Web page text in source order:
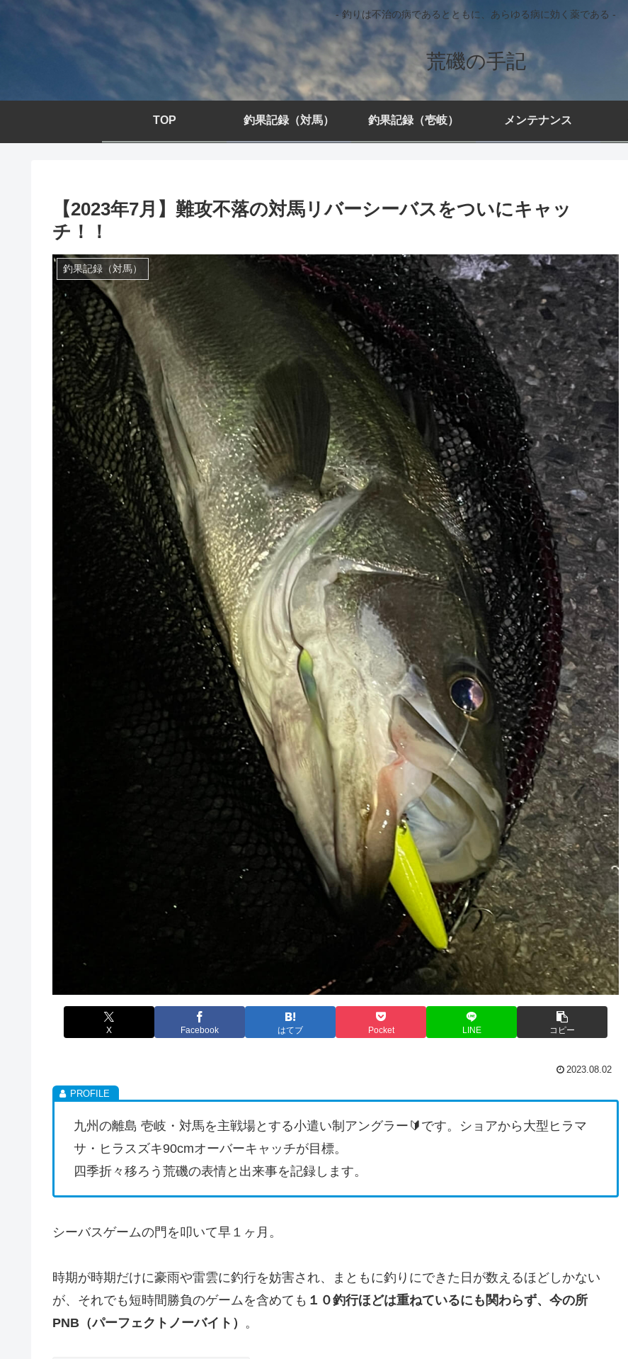
- 釣りは不治の病であるとともに、あらゆる病に効く薬である -
荒磯の手記
TOP 釣果記録（対馬） 釣果記録（壱岐） メンテナンス
【2023年7月】難攻不落の対馬リバーシーバスをついにキャッ
チ！！
釣果記録（対馬）
X Facebook はてブ Pocket LINE コピー
2023.08.02
九州の離島 壱岐・対馬を主戦場とする小遣い制アングラー🔰です。ショアから大型ヒラマ
サ・ヒラスズキ90cmオーバーキャッチが目標。
四季折々移ろう荒磯の表情と出来事を記録します。
シーバスゲームの門を叩いて早１ヶ月。
時期が時期だけに豪雨や雷雲に釣行を妨害され、まともに釣りにできた日が数えるほどしかない
が、それでも短時間勝負のゲームを含めても １０釣行ほどは重ねているにも関わらず、今の所
PNB（パーフェクトノーバイト） 。